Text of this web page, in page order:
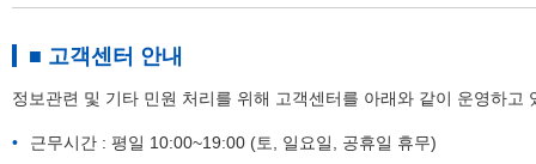
■ 고객센터 안내
정보관련 및 기타 민원 처리를 위해 고객센터를 아래와 같이 운영하고
근무시간 : 평일 10:00~19:00 (토, 일요일, 공휴일 휴무)